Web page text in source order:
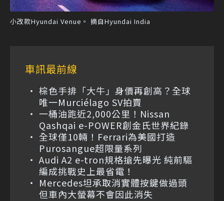
小改款Hyundai Venue。 摘自Hyundai India
車訊最前線
棕色手排「大牛」身價再創高？全球
唯一Murciélago SV拍賣
一桶油跑近2,000公里！Nissan
Qashqai e-POWER創金氏世界紀錄
全球僅10輛！Ferrari為美國打造
Purosangue超限量系列
Audi A2 e-tron規格搶先曝光 純前驅
編成挑戰史上最省電！
Mercedes坦承取消實體按鍵做過頭
但車內大螢幕不會因此消失